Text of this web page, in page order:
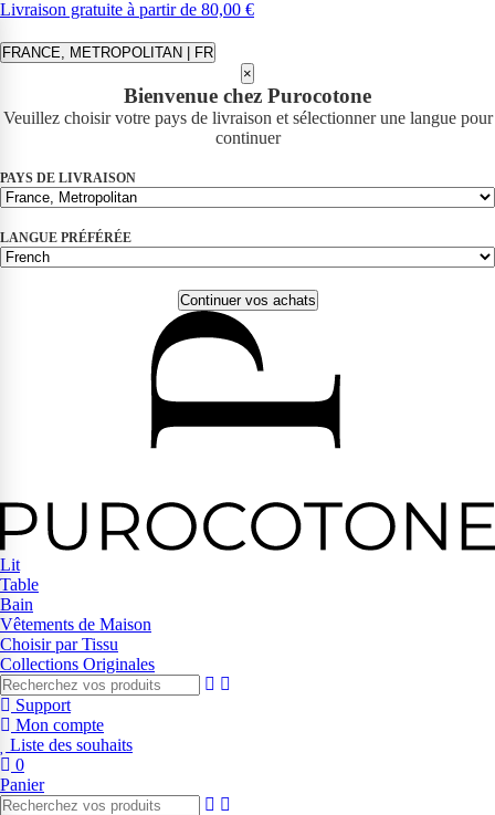
Livraison gratuite à partir de 80,00 €
FRANCE, METROPOLITAN | FR
×
Bienvenue chez Purocotone
Veuillez choisir votre pays de livraison et sélectionner une langue pour
continuer
PAYS DE LIVRAISON
LANGUE PRÉFÉRÉE
Continuer vos achats
Lit
Table
Bain
Vêtements de Maison
Choisir par Tissu
Collections Originales
Support
Mon compte
Liste des souhaits
0
Panier